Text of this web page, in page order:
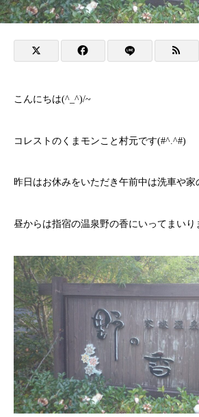
こんにちは(^_^)/~
コレストのくまモンこと村元です(#^.^#)
昨日はお休みをいただき午前中は洗車や家
昼からは指宿の温泉野の香にいってまいり